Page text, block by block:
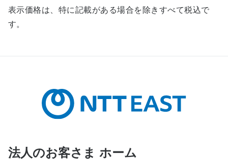
表示価格は、特に記載がある場合を除きすべて税込で
す。
法人のお客さま ホーム